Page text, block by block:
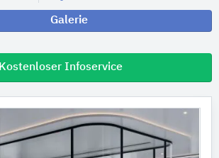
Galerie
Kostenloser Infoservice